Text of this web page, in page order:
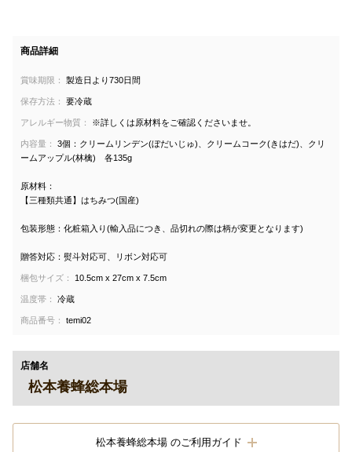
商品詳細
賞味期限： 製造日より730日間
保存方法： 要冷蔵
アレルギー物質： ※詳しくは原材料をご確認くださいませ。
内容量：
3個：クリームリンデン(ぼだいじゅ)、クリームコーク(きはだ)、クリ
ームアップル(林檎) 各135g
原材料：
【三種類共通】はちみつ(国産)
包装形態：化粧箱入り(輸入品につき、品切れの際は柄が変更となります)
贈答対応：熨斗対応可、リボン対応可
梱包サイズ： 10.5cm x 27cm x 7.5cm
温度帯： 冷蔵
商品番号： temi02
店舗名
松本養蜂総本場
松本養蜂総本場 のご利用ガイド